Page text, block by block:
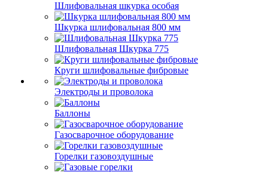
Шлифовальная шкурка особая
Шкурка шлифовальная 800 мм
Шлифовальная Шкурка 775
Круги шлифовальные фибровые
Электроды и проволока
Баллоны
Газосварочное оборудование
Горелки газовоздушные